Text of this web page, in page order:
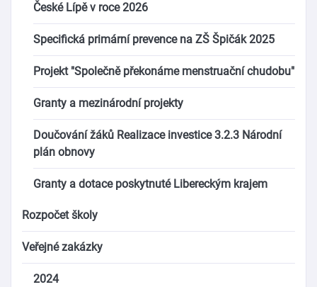
České Lípě v roce 2026
Specifická primární prevence na ZŠ Špičák 2025
Projekt "Společně překonáme menstruační chudobu"
Granty a mezinárodní projekty
Doučování žáků Realizace investice 3.2.3 Národní
plán obnovy
Granty a dotace poskytnuté Libereckým krajem
Rozpočet školy
Veřejné zakázky
2024